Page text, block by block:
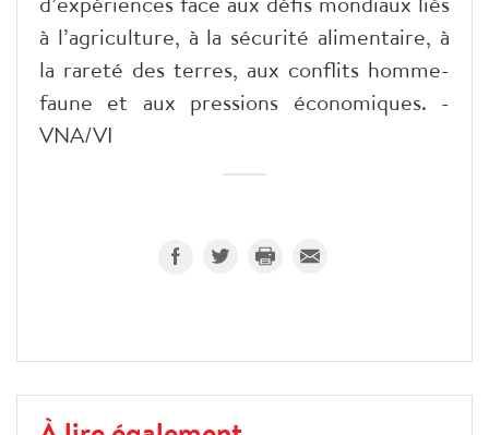
à l’agriculture, à la sécurité alimentaire, à
la rareté des terres, aux conflits homme-
faune et aux pressions économiques. -
VNA/VI